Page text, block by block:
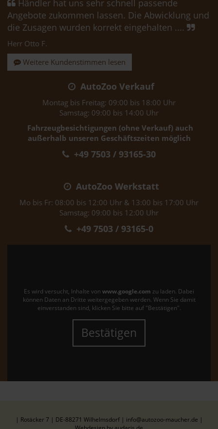
Händler hat uns sehr schnell passende
Angebote zukommen lassen. Die Abwicklung und
die Zusagen wurden korrekt eingehalten ....
Herr Otto F.
Weitere Kundenstimmen lesen
AutoZoo Verkauf
Montag bis Freitag: 09:00 bis 18:00 Uhr
Samstag: 09:00 bis 14:00 Uhr
Fahrzeugbesichtigungen (ohne Verkauf) auch
außerhalb unseren Geschäftszeiten möglich
+49 7503 / 93165-30
AutoZoo Werkstatt
Mo bis Fr: 08:00 bis 12:00 Uhr & 13:00 bis 17:00 Uhr
Samstag: 09:00 bis 12:00 Uhr
+49 7503 / 93165-0
Es wird versucht, Inhalte von www.google.com zu laden. Dabei
können Daten an Dritte weitergegeben werden. Wenn Sie damit
einverstanden sind, klicken Sie bitte auf "Bestätigen".
Bestätigen
| Rotäcker 7 | DE-88271 Wilhelmsdorf | info@autozoo-maucher.de |